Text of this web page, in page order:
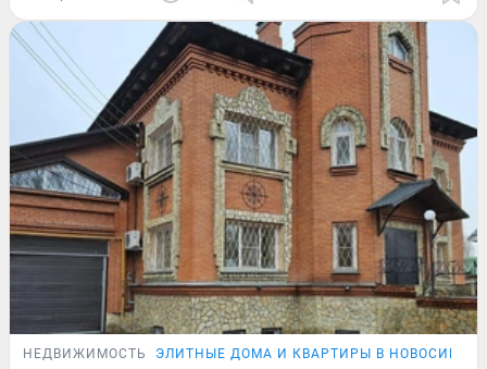
НЕДВИЖИМОСТЬ ЭЛИТНЫЕ ДОМА И КВАРТИРЫ В